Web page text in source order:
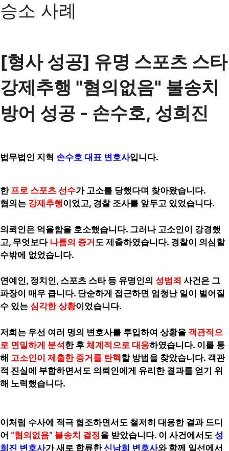
승소 사례
[형사 성공] 유명 스포츠 스타
강제추행 "혐의없음" 불송치
방어 성공 - 손수호, 성희진
법무법인 지혁 손수호 대표 변호사입니다.
한 프로 스포츠 선수가 고소를 당했다며 찾아왔습니다.
혐의는 강제추행이었고, 경찰 조사를 앞두고 있었습니다.
의뢰인은 억울함을 호소했습니다. 그러나 고소인이 강경했
고, 무엇보다 나름의 증거도 제출하였습니다. 경찰이 의심할
수밖에 없었습니다.
연예인, 정치인, 스포츠 스타 등 유명인의 성범죄 사건은 그
파장이 매우 큽니다. 단순하게 접근하면 엄청난 일이 벌어질
수 있는 심각한 상황이었습니다.
저희는 우선 여러 명의 변호사를 투입하여 상황을 객관적으
로 면밀하게 분석한 후 체계적으로 대응하였습니다. 이를 통
해 고소인이 제출한 증거를 탄핵할 방법을 찾았습니다. 객관
적 진실에 부합하면서도 의뢰인에게 유리한 결과를 얻기 위
해 노력했습니다.
이처럼 수사에 적극 협조하면서도 철저히 대응한 결과 드디
어 “혐의없음” 불송치 결정을 받았습니다. 이 사건에서도 성
희진 변호사가 새로 합류한신남희 변호사와 함께 일선에서